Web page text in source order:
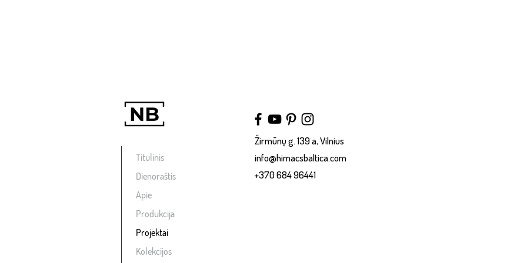
Žirmūnų g. 139 a, Vilnius
info@himacsbaltica.com
+370 684 96441
Titulinis
Dienoraštis
Apie
Produkcija
Projektai
Kolekcijos